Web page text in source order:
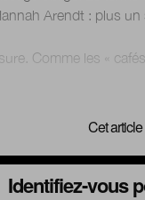
Arendt : plus
Comme les «
Cet
Identifiez-vous